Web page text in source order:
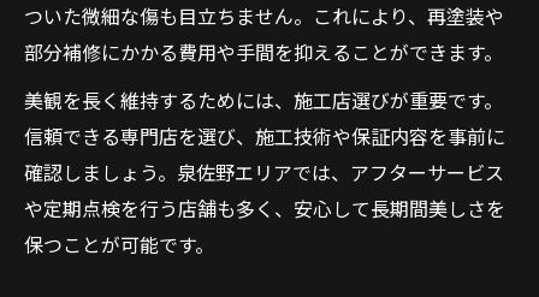
ついた微細な傷も目立ちません。これにより、再塗装や
部分補修にかかる費用や手間を抑えることができます。
美観を長く維持するためには、施工店選びが重要です。
信頼できる専門店を選び、施工技術や保証内容を事前に
確認しましょう。泉佐野エリアでは、アフターサービス
や定期点検を行う店舗も多く、安心して長期間美しさを
保つことが可能です。